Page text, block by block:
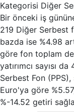
Kategorisi Diğer
Bir önceki iş
219 Diğer Serbest
bazda ise %4.98
göre fon toplam
yatırımcı sayısı
Serbest Fon
Euro'ya göre
%-14.52 getiri